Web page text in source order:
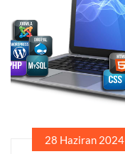
28 Haziran 2024